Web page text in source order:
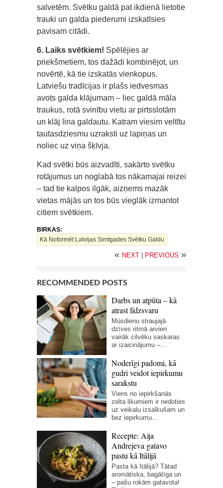
salvetēm. Svētku galdā pat ikdienā lietotie
trauki un galda piederumi izskatīsies
pavisam citādi.
6. Laiks svētkiem! Spēlējies ar
priekšmetiem, tos dažādi kombinējot, un
novērtē, kā tie izskatās vienkopus.
Latviešu tradīcijas ir plašs iedvesmas
avots galda klājumam – liec galdā māla
traukus, rotā svinību vietu ar pirtsslotām
un klāj lina galdautu. Katram viesim veltītu
tautasdziesmu uzraksti uz lapiņas un
noliec uz viņa šķīvja.
Kad svētki būs aizvadīti, sakārto svētku
rotājumus un noglabā tos nākamajai reizei
– tad tie kalpos ilgāk, aizņems mazāk
vietas mājās un tos būs vieglāk izmantot
citiem svētkiem.
BIRKAS:
Kā Noformēt Latvijas Simtgades Svētku Galdu
« NEXT PREVIOUS »
RECOMMENDED POSTS
Darbs un atpūta – kā
atrast līdzsvaru
Mūsdienu straujajā
dzīves ritmā arvien
vairāk cilvēku saskaras
ar izaicinājumu –...
Noderīgi padomi, kā
gudri veidot iepirkumu
sarakstu
Viens no iepirkšanās
zelta likumiem ir nedoties
uz veikalu izsalkušam un
bez iepirkumu...
Recepte: Aija
Andrejeva gatavo
pastu kā Itālijā
Pasta kā Itālijā? Tātad
aromātiska, bagātīga un
– pašu rokām gatavota!